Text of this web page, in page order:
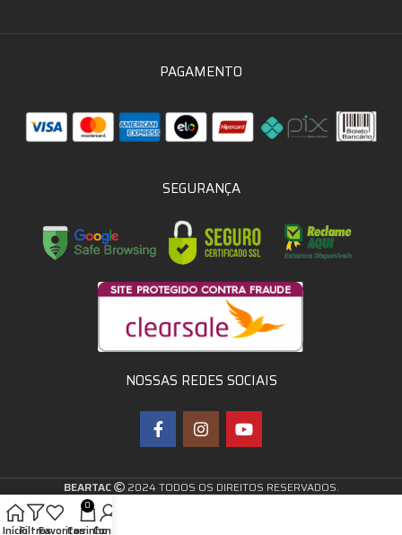
PAGAMENTO
SEGURANÇA
NOSSAS REDES SOCIAIS
BEARTAC 2024 TODOS OS DIREITOS RESERVADOS.
InícioFiltrosFavoritos
0
Carrinho
Conta